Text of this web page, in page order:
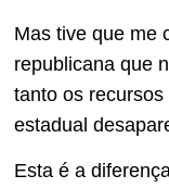
Mas tive que me
republicana que
tanto os
estadual
Esta é a